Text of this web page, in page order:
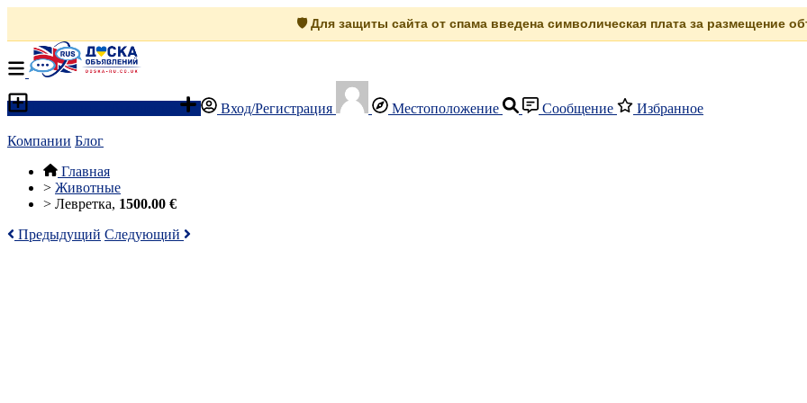
🛡️ Для защиты сайта от спама введена символическая плата за размещение
Вход/Регистрация Местоположение Сообщение Избранное
Компании Блог
Главная
> Животные
> Левретка, 1500.00 €
Предыдущий Следующий